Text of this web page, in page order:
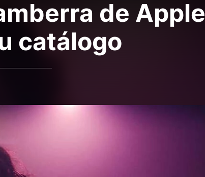
de Apple
catálogo